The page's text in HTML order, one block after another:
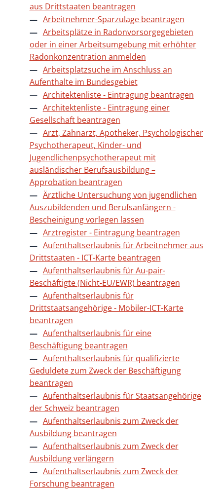
aus Drittstaaten beantragen
Arbeitnehmer-Sparzulage beantragen
Arbeitsplätze in Radonvorsorgegebieten
oder in einer Arbeitsumgebung mit erhöhter
Radonkonzentration anmelden
Arbeitsplatzsuche im Anschluss an
Aufenthalte im Bundesgebiet
Architektenliste - Eintragung beantragen
Architektenliste - Eintragung einer
Gesellschaft beantragen
Arzt, Zahnarzt, Apotheker, Psychologischer
Psychotherapeut, Kinder- und
Jugendlichenpsychotherapeut mit
ausländischer Berufsausbildung –
Approbation beantragen
Ärztliche Untersuchung von jugendlichen
Auszubildenden und Berufsanfängern -
Bescheinigung vorlegen lassen
Arztregister - Eintragung beantragen
Aufenthaltserlaubnis für Arbeitnehmer aus
Drittstaaten - ICT-Karte beantragen
Aufenthaltserlaubnis für Au-pair-
Beschäftigte (Nicht-EU/EWR) beantragen
Aufenthaltserlaubnis für
Drittstaatsangehörige - Mobiler-ICT-Karte
beantragen
Aufenthaltserlaubnis für eine
Beschäftigung beantragen
Aufenthaltserlaubnis für qualifizierte
Geduldete zum Zweck der Beschäftigung
beantragen
Aufenthaltserlaubnis für Staatsangehörige
der Schweiz beantragen
Aufenthaltserlaubnis zum Zweck der
Ausbildung beantragen
Aufenthaltserlaubnis zum Zweck der
Ausbildung verlängern
Aufenthaltserlaubnis zum Zweck der
Forschung beantragen